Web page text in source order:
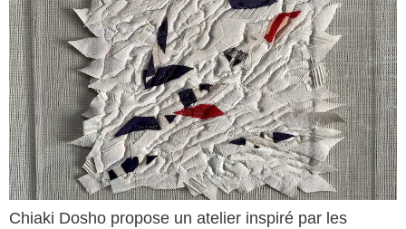
Chiaki Dosho propose un atelier inspiré par les